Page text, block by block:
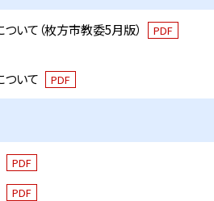
いて（枚方市教委5月版） PDF
いて
PDF
PDF
PDF